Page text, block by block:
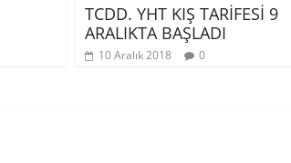
TCDD. YHT KIŞ TARİFESİ 9
ARALIKTA BAŞLADI
10 Aralık 2018 0